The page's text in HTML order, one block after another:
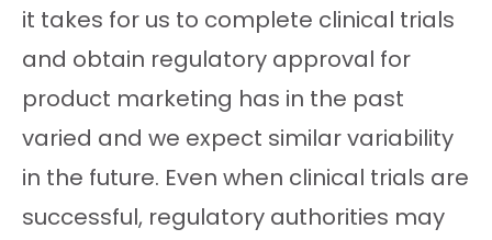
it takes for us to complete clinical trials
and obtain regulatory approval for
product marketing has in the past
varied and we expect similar variability
in the future. Even when clinical trials are
successful, regulatory authorities may